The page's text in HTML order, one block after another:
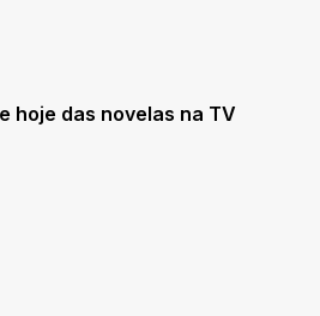
hoje das novelas na TV